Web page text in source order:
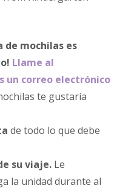
de mochilas es
Llame al
un correo electrónico
te gustaría
de todo lo que debe
su viaje. Le
la unidad durante al